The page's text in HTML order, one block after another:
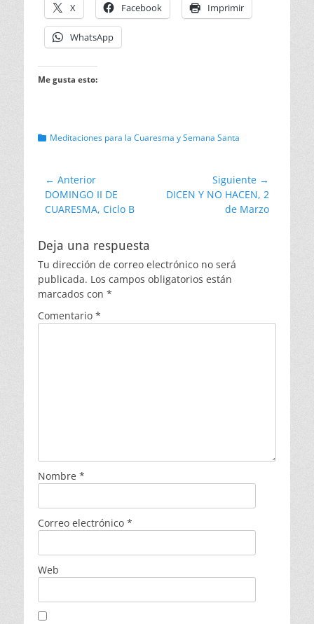
X Facebook Imprimir
WhatsApp
Me gusta esto:
Categorias
Meditaciones para la Cuaresma y Semana Santa
Navegación
de
entradas
← Anterior
Entrada
anterior:
DOMINGO II DE
CUARESMA, Ciclo B
Siguiente →
Entrada
DICEN Y NO HACEN, 2
de Marzo
Deja una respuesta
Tu dirección de correo electrónico no será
publicada. Los campos obligatorios están
marcados con *
Comentario *
Nombre *
Correo electrónico *
Web